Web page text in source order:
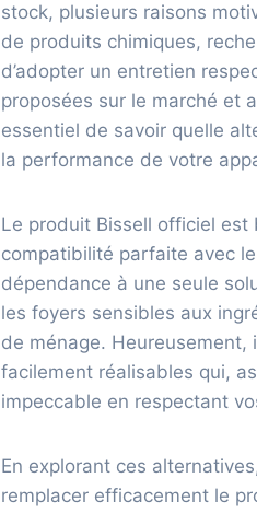
stock, plusieurs raisons
de produits chimiques,
d’adopter un entretien
proposées sur le marché et
essentiel de savoir quelle
la performance de votre
Le produit Bissell officiel
compatibilité parfaite avec
dépendance à une seule
les foyers sensibles aux
de ménage.
facilement réalisables qui,
impeccable en respectant
En explorant ces
remplacer efficacement le